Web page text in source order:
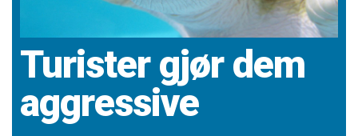
Turister gjør dem
aggressive